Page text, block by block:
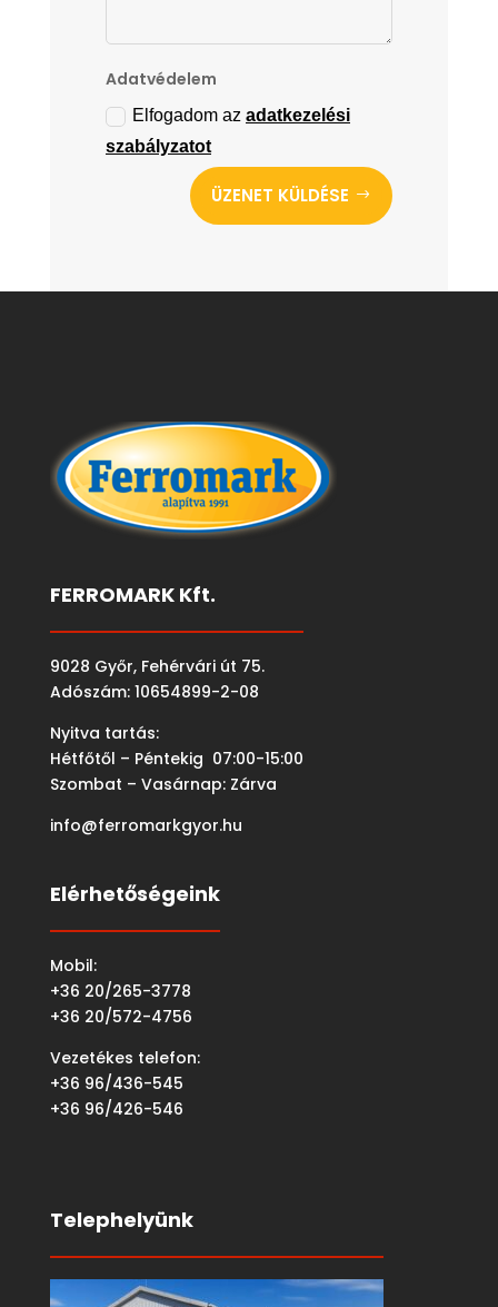
Adatvédelem
Elfogadom azadatkezelési
szabályzatot
ÜZENET KÜLDÉSE
FERROMARK Kft.
9028 Győr, Fehérvári út 75.
Adószám: 10654899-2-08
Nyitva tartás:
Hétfőtől – Péntekig 07:00-15:00
Szombat – Vasárnap: Zárva
info@ferromarkgyor.hu
Elérhetőségeink
Mobil:
+36 20/265-3778
+36 20/572-4756
Vezetékes telefon:
+36 96/436-545
+36 96/426-546
Telephelyünk